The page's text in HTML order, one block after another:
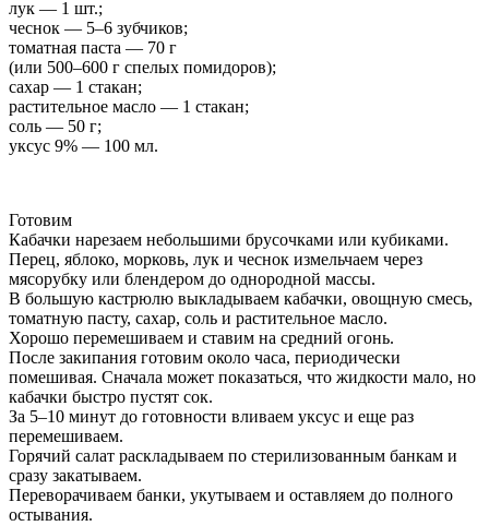
лук — 1 шт.;
чеснок — 5–6 зубчиков;
томатная паста — 70 г
(или 500–600 г спелых помидоров);
сахар — 1 стакан;
растительное масло — 1 стакан;
соль — 50 г;
уксус 9% — 100 мл.
Готовим
Кабачки нарезаем небольшими брусочками или кубиками.
Перец, яблоко, морковь, лук и чеснок измельчаем через
мясорубку или блендером до однородной массы.
В большую кастрюлю выкладываем кабачки, овощную смесь,
томатную пасту, сахар, соль и растительное масло.
Хорошо перемешиваем и ставим на средний огонь.
После закипания готовим около часа, периодически
помешивая. Сначала может показаться, что жидкости мало, но
кабачки быстро пустят сок.
За 5–10 минут до готовности вливаем уксус и еще раз
перемешиваем.
Горячий салат раскладываем по стерилизованным банкам и
сразу закатываем.
Переворачиваем банки, укутываем и оставляем до полного
остывания.